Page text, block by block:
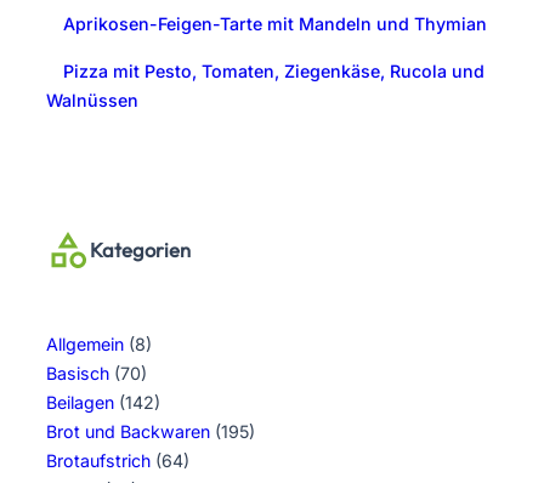
Aprikosen-Feigen-Tarte mit Mandeln und Thymian
Pizza mit Pesto, Tomaten, Ziegenkäse, Rucola und
Walnüssen
Kategorien
Allgemein (8)
Basisch (70)
Beilagen (142)
Brot und Backwaren (195)
Brotaufstrich (64)